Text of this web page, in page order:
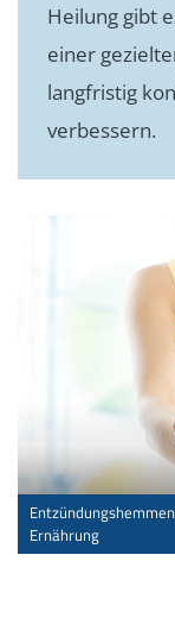
Heilung gibt
einer
langfristig
verbessern.
Ernährung